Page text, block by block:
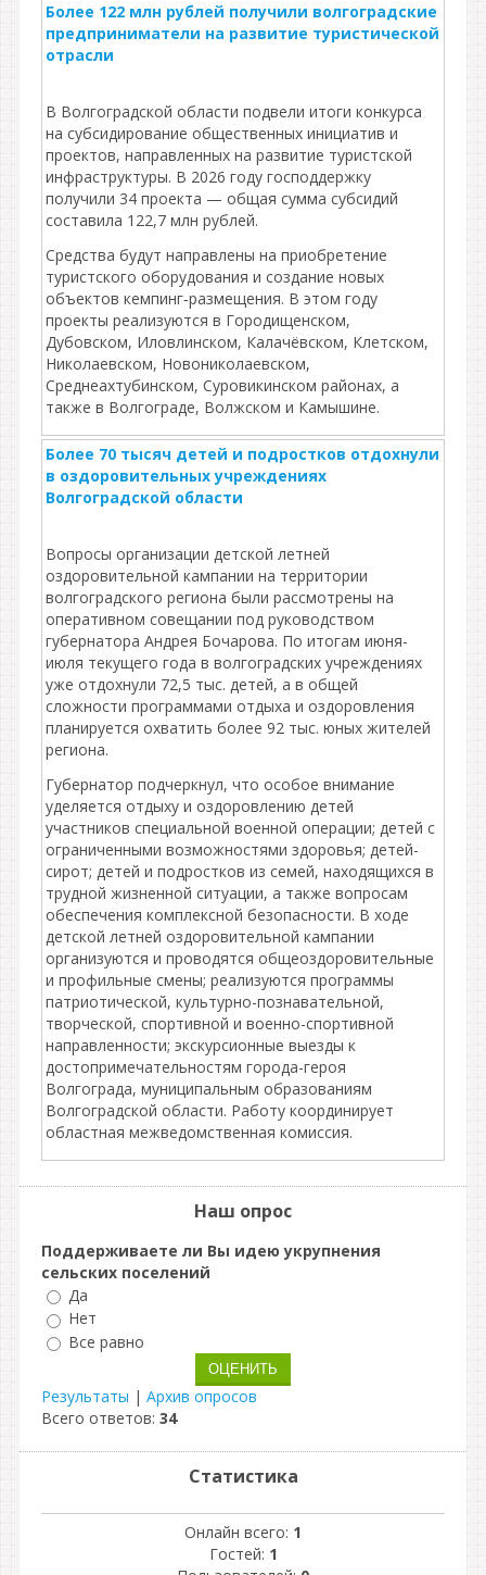
Более 122 млн рублей получили волгоградские
предприниматели на развитие туристической
отрасли
В Волгоградской области подвели итоги конкурса
на субсидирование общественных инициатив и
проектов, направленных на развитие туристской
инфраструктуры. В 2026 году господдержку
получили 34 проекта — общая сумма субсидий
составила 122,7 млн рублей.
Средства будут направлены на приобретение
туристского оборудования и создание новых
объектов кемпинг‑размещения. В этом году
проекты реализуются в Городищенском,
Дубовском, Иловлинском, Калачёвском, Клетском,
Николаевском, Новониколаевском,
Среднеахтубинском, Суровикинском районах, а
также в Волгограде, Волжском и Камышине.
Более 70 тысяч детей и подростков отдохнули
в оздоровительных учреждениях
Волгоградской области
Вопросы организации детской летней
оздоровительной кампании на территории
волгоградского региона были рассмотрены на
оперативном совещании под руководством
губернатора Андрея Бочарова. По итогам июня-
июля текущего года в волгоградских учреждениях
уже отдохнули 72,5 тыс. детей, а в общей
сложности программами отдыха и оздоровления
планируется охватить более 92 тыс. юных жителей
региона.
Губернатор подчеркнул, что особое внимание
уделяется отдыху и оздоровлению детей
участников специальной военной операции; детей с
ограниченными возможностями здоровья; детей-
сирот; детей и подростков из семей, находящихся в
трудной жизненной ситуации, а также вопросам
обеспечения комплексной безопасности. В ходе
детской летней оздоровительной кампании
организуются и проводятся общеоздоровительные
и профильные смены; реализуются программы
патриотической, культурно-познавательной,
творческой, спортивной и военно-спортивной
направленности; экскурсионные выезды к
достопримечательностям города-героя
Волгограда, муниципальным образованиям
Волгоградской области. Работу координирует
областная межведомственная комиссия.
Наш опрос
Поддерживаете ли Вы идею укрупнения
сельских поселений
Да
Нет
Все равно
Результаты | Архив опросов
Всего ответов: 34
Статистика
Онлайн всего: 1
Гостей: 1